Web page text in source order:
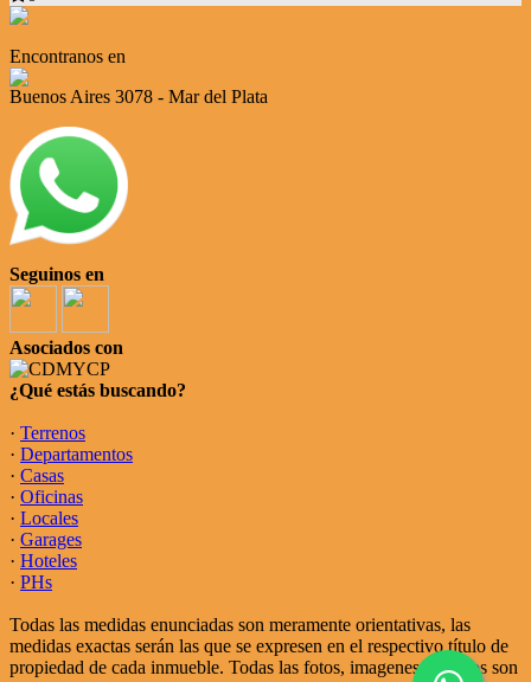
Encontranos en
Buenos Aires 3078 - Mar del Plata
Seguinos en
Asociados con
¿Qué estás buscando?
· Terrenos
· Departamentos
· Casas
· Oficinas
· Locales
· Garages
· Hoteles
· PHs
Todas las medidas enunciadas son meramente orientativas, las
medidas exactas serán las que se expresen en el respectivo título de
propiedad de cada inmueble. Todas las fotos, imagenes y videos son